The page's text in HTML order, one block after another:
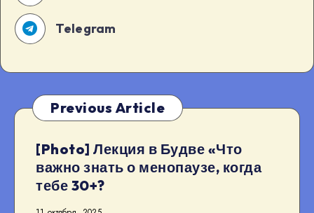
Telegram
Previous Article
[Photo] Лекция в Будве «Что
важно знать о менопаузе, когда
тебе 30+?